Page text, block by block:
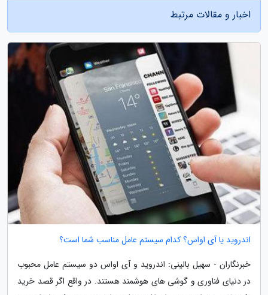
اخبار و مقالات مرتبط
اندروید یا آی اواس؟ کدام سیستم عامل مناسب شما است؟
خبرنگاران - سهیل بالینی: اندروید و آی اواس دو سیستم عامل محبوب
در دنیای فناوری و گوشی های هوشمند هستند. در واقع اگر قصد خرید